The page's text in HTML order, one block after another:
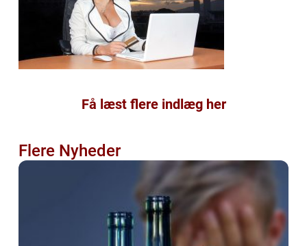
Få læst flere indlæg her
Flere Nyheder